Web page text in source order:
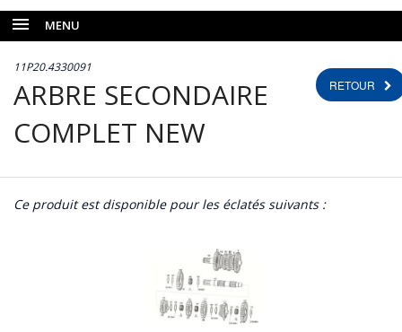
MENU
RETOUR
11P20.4330091
ARBRE SECONDAIRE
COMPLET NEW
Ce produit est disponible pour les éclatés suivants :